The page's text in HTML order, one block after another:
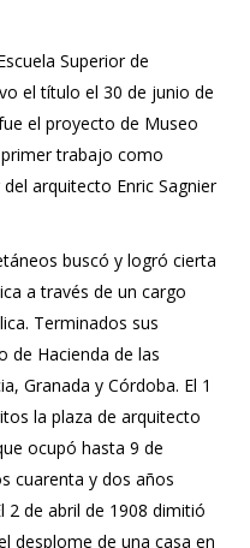
Superior de
el título el 30 de junio de
el proyecto de Museo
trabajo como
arquitecto Enric Sagnier
buscó y logró cierta
a través de un cargo
Terminados sus
de Hacienda de las
Granada y Córdoba. El 1
la plaza de arquitecto
ocupó hasta 9 de
cuarenta y dos años
2 de abril de 1908 dimitió
desplome de una casa en